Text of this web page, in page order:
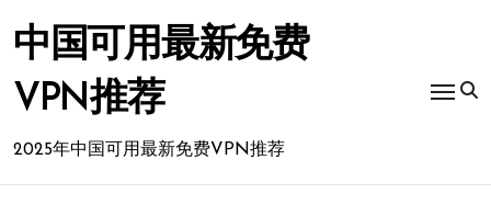
to
content
中国可用最新免费
VPN推荐
2025年中国可用最新免费VPN推荐